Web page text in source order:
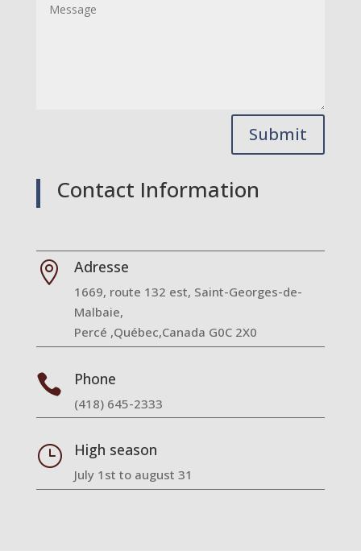
Submit
Contact Information
 Adresse
1669, route 132 est, Saint-Georges-de-
Malbaie,
Percé ,Québec,Canada G0C 2X0
 Phone
(418) 645-2333
} High season
July 1st to august 31